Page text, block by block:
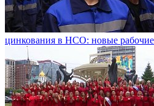
цинкования в НСО: новые рабочие